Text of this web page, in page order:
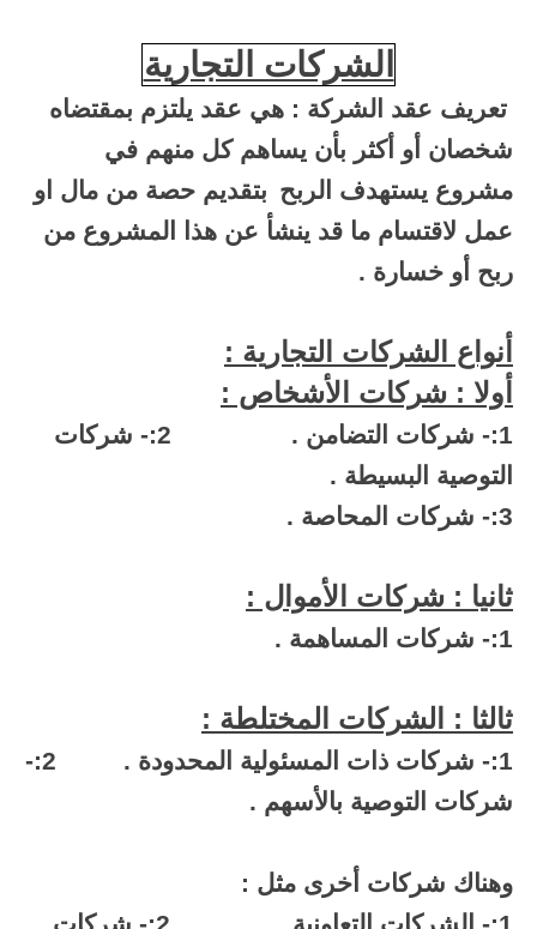
الشركات التجارية
تعريف عقد الشركة : هي عقد يلتزم بمقتضاه
شخصان أو أكثر بأن يساهم كل منهم في
مشروع يستهدف الربح بتقديم حصة من مال او
عمل لاقتسام ما قد ينشأ عن هذا المشروع من
ربح أو خسارة .
أنواع الشركات التجارية :
أولا : شركات الأشخاص :
1:- شركات التضامن .
2:- شركات
التوصية البسيطة .
3:- شركات المحاصة .
ثانيا : شركات الأموال :
1:- شركات المساهمة .
ثالثا : الشركات المختلطة :
1:- شركات ذات المسئولية المحدودة .
2:-
شركات التوصية بالأسهم .
وهناك شركات أخرى مثل :